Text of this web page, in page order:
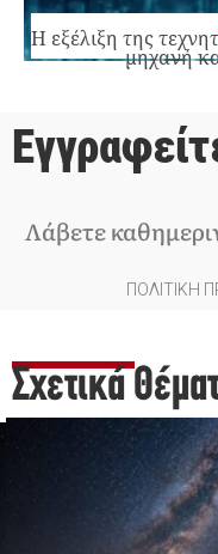
Η εξέλιξη της
μηχανή
Λάβετε
ΠΟΛΙΤΙΚΗ
Σχετικά